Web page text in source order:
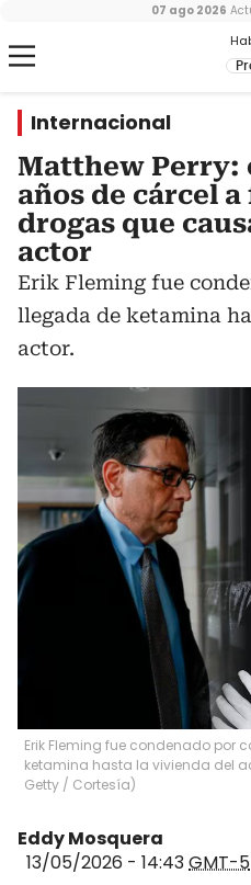
07 ago 2026
Internacional
Matthew Perry:
años de cárcel
drogas que
actor
Erik Fleming fue
llegada de ketamina
actor.
Erik Fleming fue condenado por
ketamina hasta la vivienda del
Getty / Cortesía)
Eddy Mosquera
13/05/2026 - 14:43GMT-5